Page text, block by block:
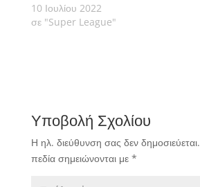
10 Ιουλίου 2022
σε "Super League"
Υποβολή Σχολίου
Η ηλ. διεύθυνση σας δεν δημοσιεύεται.
πεδία σημειώνονται με *